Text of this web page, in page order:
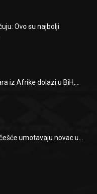
Ovo su najbolji
iz Afrike dolazi u BiH,...
umotavaju novac u...